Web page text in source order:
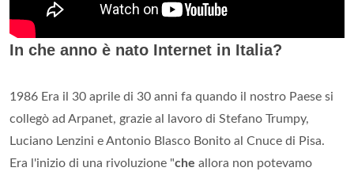
In che anno è nato Internet in Italia?
1986 Era il 30 aprile di 30 anni fa quando il nostro Paese si
collegò ad Arpanet, grazie al lavoro di Stefano Trumpy,
Luciano Lenzini e Antonio Blasco Bonito al Cnuce di Pisa.
Era l'inizio di una rivoluzione "che allora non potevamo